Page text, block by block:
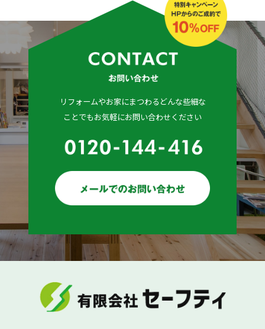
リフォームやお家にまつわるどんな些細な
ことでもお気軽にお問い合わせください